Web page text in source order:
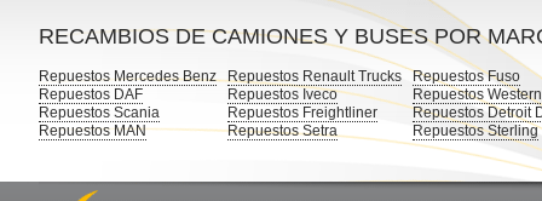
RECAMBIOS DE CAMIONES Y BUSES POR
Repuestos Mercedes Benz
Repuestos DAF
Repuestos Scania
Repuestos MAN
Repuestos Renault Trucks
Repuestos Iveco
Repuestos Freightliner
Repuestos Setra
Repuestos Fuso
Repuestos
Repuestos Detroit
Repuestos Sterling